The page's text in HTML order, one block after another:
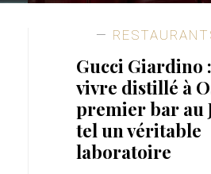
Gucci Giardino
vivre distillé à
premier bar au
tel un véritable
laboratoire